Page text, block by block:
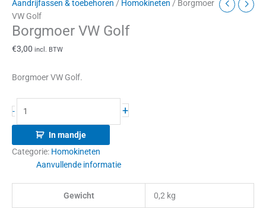
Aandrijfassen & toebehoren / Homokineten / Borgmoer
VW Golf
Borgmoer VW Golf
€3,00 incl. BTW
Borgmoer VW Golf.
- +
In mandje
Categorie: Homokineten
Aanvullende informatie
Gewicht 0,2 kg